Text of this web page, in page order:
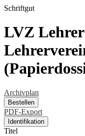
Schriftgut
LVZ
Archivplan
Bestellen
PDF-Export
Identifikation
Titel